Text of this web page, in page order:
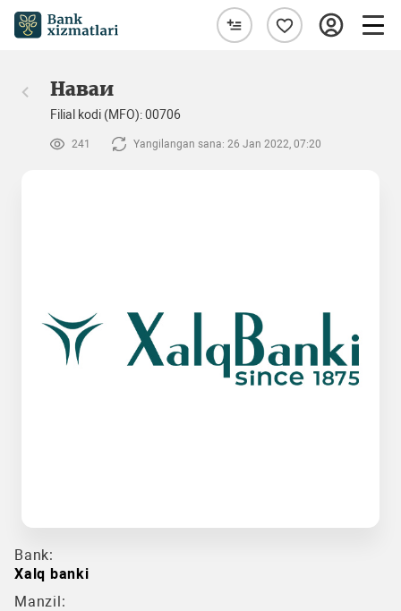
Наваи
Filial kodi (MFO): 00706
241 Yangilangan sana: 26 Jan 2022, 07:20
Bank:
Xalq banki
Manzil: